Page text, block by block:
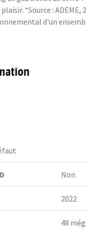
*Source : ADEME,
d'un
Non
2022
48